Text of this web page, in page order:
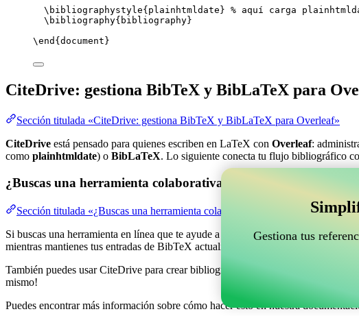
\bibliographystyle{plainhtmldate} % aquí carga
\bibliography{bibliography}
\end { document }
CiteDrive: gestiona BibTeX y BibLaTeX para
Sección titulada «CiteDrive: gestiona BibTeX y BibLaTeX para Overleaf»
CiteDrive está pensado para quienes escriben en LaTeX con Overleaf:
como plainhtmldate) o BibLaTeX. Lo siguiente conecta tu flujo bibliográfico
¿Buscas una herramienta colaborativa en línea para gestionar
Sección titulada «¿Buscas una herramienta colaborativa en línea para
Si buscas una herramienta en línea que te ayude a gestionar tus referencias,
mientras mantienes tus entradas de BibTeX actualizadas en tu proyecto de
También puedes usar CiteDrive para crear bibliografías y citas en varios
mismo!
Puedes encontrar más información sobre cómo hacer esto en nuestra
Gestiona tus